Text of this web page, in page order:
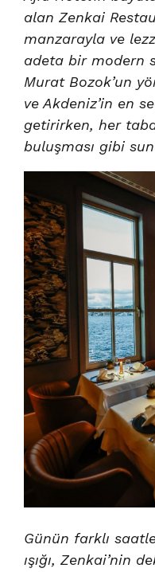
alan Zenkai
manzarayla ve
adeta bir modern
Murat Bozok’un
ve Akdeniz’in en
getirirken, her
buluşması gibi
Günün farklı
ışığı, Zenkai’nin